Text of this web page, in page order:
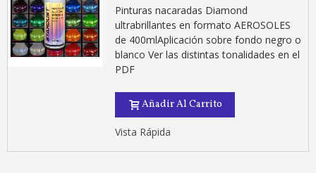
Devuelve los
5 € de descuento
Cupón de 10 € por
Pinturas nacaradas Diamond
ultrabrillantes en formato AEROSOLES
de 400mlAplicación sobre fondo negro o
blanco Ver las distintas tonalidades en el
PDF
Añadir Al Carrito
Vista Rápida